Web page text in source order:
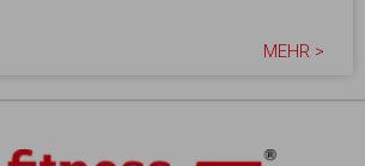
MEHR >